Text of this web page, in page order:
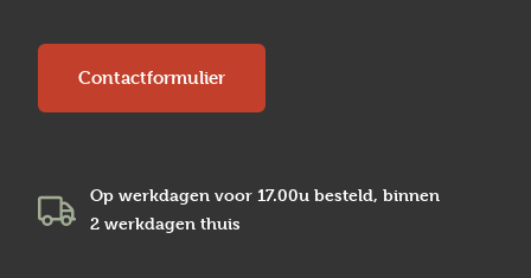
Contactformulier
Op werkdagen voor 17.00u besteld, binnen
2 werkdagen thuis